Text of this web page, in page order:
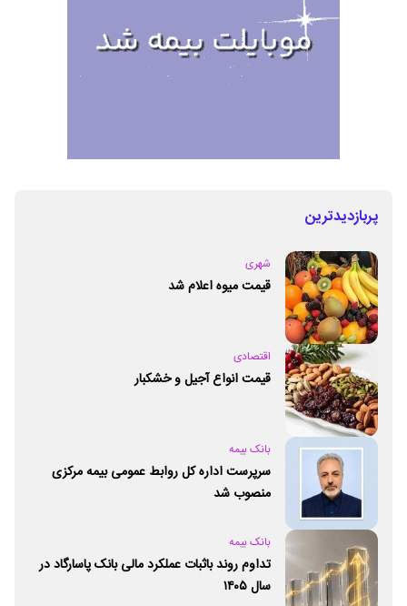
پربازدیدترین
شهری
قیمت میوه اعلام شد
اقتصادی
قیمت انواع آجیل و خشکبار
بانک بیمه
سرپرست اداره کل روابط عمومی بیمه مرکزی
منصوب شد
بانک بیمه
تداوم روند باثبات عملکرد مالی بانک پاسارگاد در
سال ۱۴۰۵